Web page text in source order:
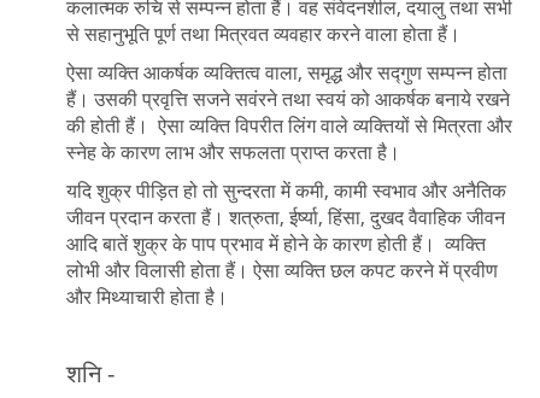
कलात्मक रुचि से सम्पन्न होता हैं। वह संवेदनशील, दयालु तथा सभी
से सहानुभूति पूर्ण तथा मित्रवत व्यवहार करने वाला होता हैं।
ऐसा व्यक्ति आकर्षक व्यक्तित्व वाला, समृद्ध और सद्गुण सम्पन्न होता
हैं। उसकी प्रवृत्ति सजने सवंरने तथा स्वयं को आकर्षक बनाये रखने
की होती हैं। ऐसा व्यक्ति विपरीत लिंग वाले व्यक्तियों से मित्रता और
स्नेह के कारण लाभ और सफलता प्राप्त करता है।
यदि शुक्र पीड़ित हो तो सुन्दरता में कमी, कामी स्वभाव और अनैतिक
जीवन प्रदान करता हैं। शत्रुता, ईर्ष्या, हिंसा, दुखद वैवाहिक जीवन
आदि बातें शुक्र के पाप प्रभाव में होने के कारण होती हैं। व्यक्ति
लोभी और विलासी होता हैं। ऐसा व्यक्ति छल कपट करने में प्रवीण
और मिथ्याचारी होता है।
शनि -